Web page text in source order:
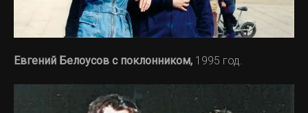
Евгений Белоусов с поклонником, 1995 год.